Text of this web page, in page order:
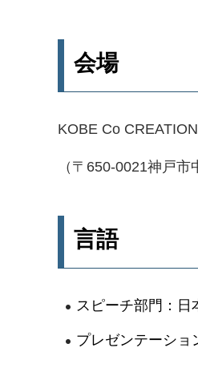
会場
KOBE Co
（〒650-0021神戸
言語
スピーチ部門：日
プレゼンテーショ